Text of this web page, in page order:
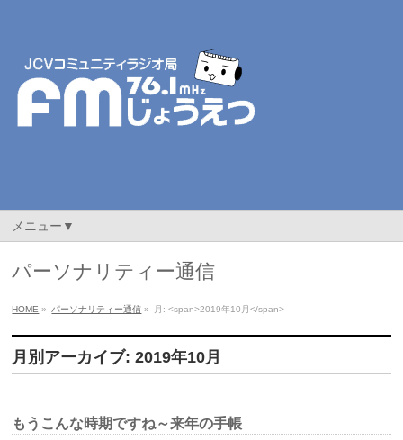
メニュー▼
パーソナリティー通信
HOME » パーソナリティー通信 » 月: <span>2019年10月</span>
月別アーカイブ: 2019年10月
もうこんな時期ですね～来年の手帳